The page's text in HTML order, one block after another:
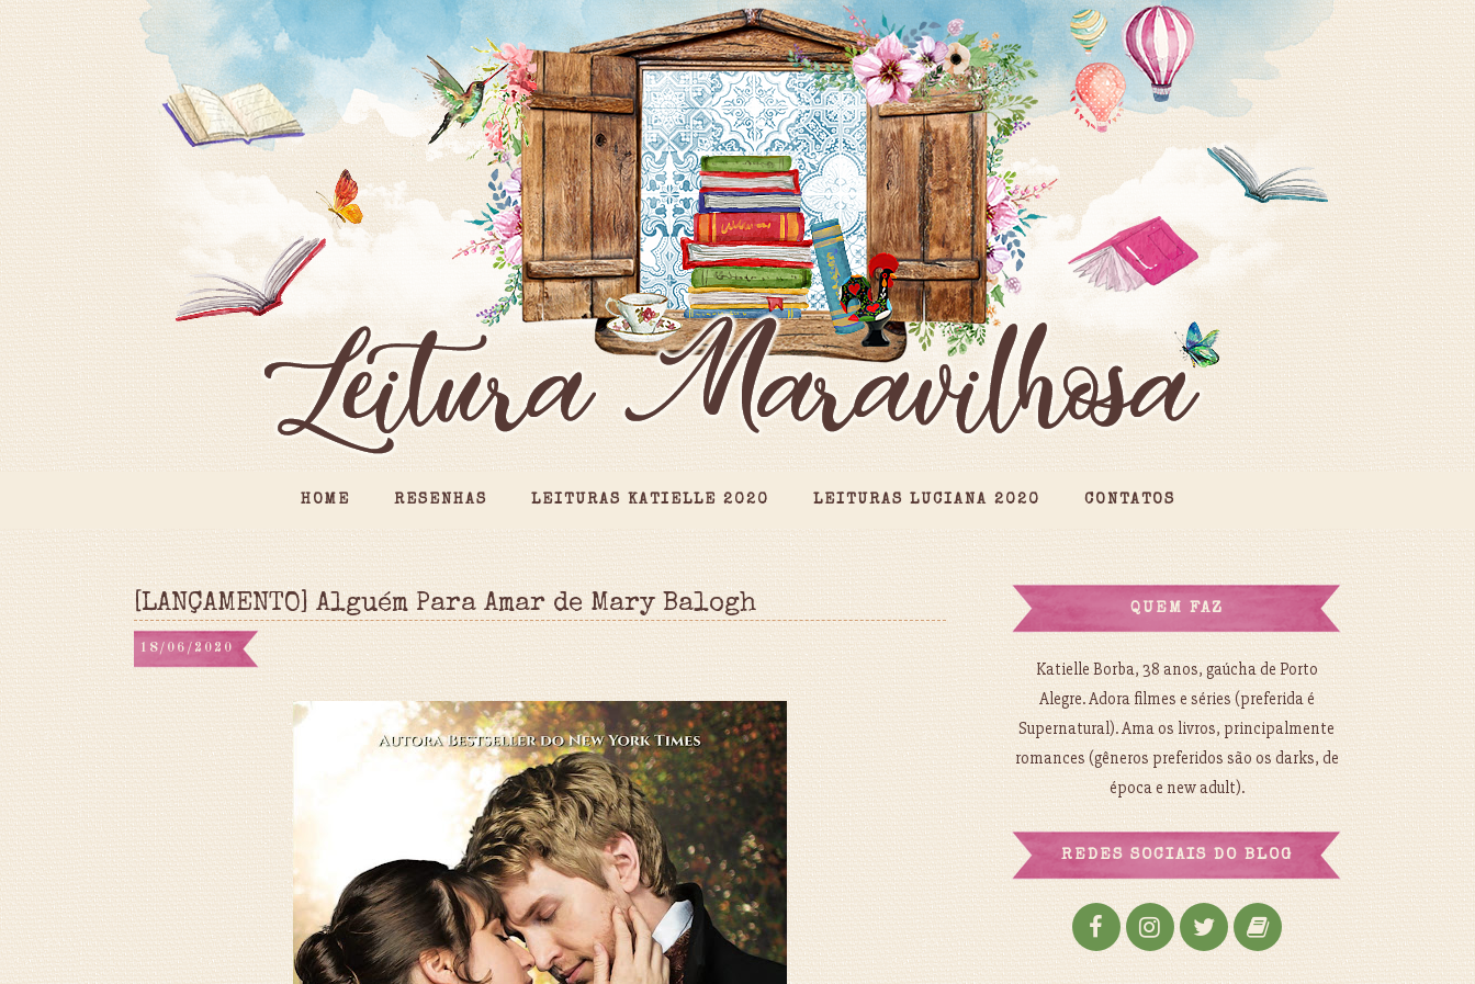
HOME RESENHAS LEITURAS KATIELLE 2020 LEITURAS LUCIANA 2020 CONTATOS
[LANÇAMENTO] Alguém Para Amar de Mary Balogh
18/06/2020
QUEM FAZ
Katielle Borba, 38 anos, gaúcha de Porto
Alegre. Adora filmes e séries (preferida é
Supernatural). Ama os livros, principalmente
romances (gêneros preferidos são os darks, de
época e new adult).
REDES SOCIAIS DO BLOG